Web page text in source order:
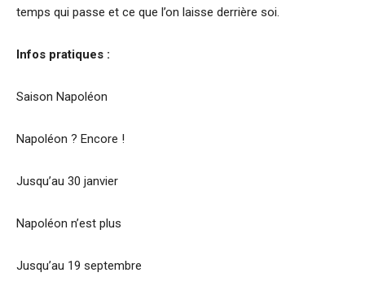
temps qui passe et ce que l’on laisse derrière soi.
Infos pratiques :
Saison Napoléon
Napoléon ? Encore !
Jusqu’au 30 janvier
Napoléon n’est plus
Jusqu’au 19 septembre